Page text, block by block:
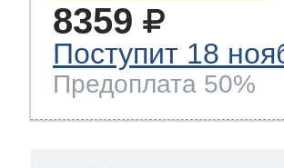
8359
Поступит 18
Предоплата 50%